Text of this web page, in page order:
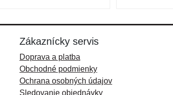
Zákaznícky servis
Doprava a platba
Obchodné podmienky
Ochrana osobných údajov
Sledovanie objednávky